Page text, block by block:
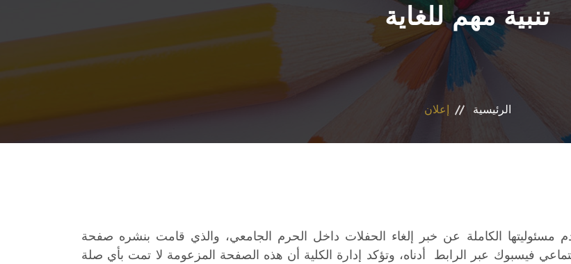
تنبية مهم للغاية
الرئيسية إعلان
الكاملة عن خبر إلغاء الحفلات داخل الحرم الجامعي، والذي قامت بنشره صفحة
فيسبوك عبر الرابط أدناه، وتؤكد إدارة الكلية أن هذه الصفحة المزعومة لا تمت بأي صلة